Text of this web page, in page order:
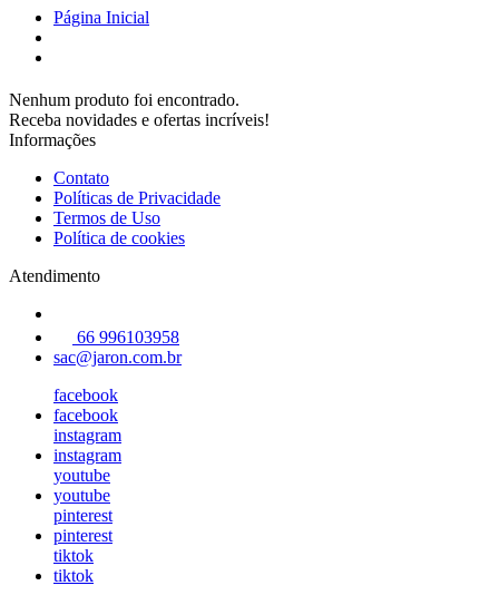
Página Inicial
Nenhum produto foi encontrado.
Receba novidades e ofertas incríveis!
Informações
Contato
Políticas de Privacidade
Termos de Uso
Política de cookies
Atendimento
66 996103958
sac@jaron.com.br
facebook
facebook
instagram
instagram
youtube
youtube
pinterest
pinterest
tiktok
tiktok